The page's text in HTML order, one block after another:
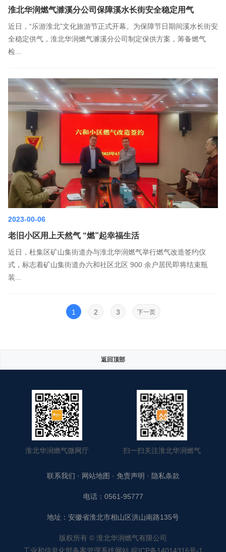
淮北华润燃气濉溪分公司保障溪水长街安全稳定用气
近日，“乐游淮北”文化旅游节正式开幕。为保障节日期间溪水长街安
全稳定供气，淮北华润燃气濉溪分公司制定保供方案，筹备燃气
检...
2023-00-06
老旧小区用上天然气 “燃”起幸福生活
近日，杜集区矿山集街道办与淮北华润燃气举行燃气改造签约仪
式，标志着矿山集街道办六和社区北区 900 余户居民即将结束瓶
装...
1 2 3 下一页
返回顶部
淮北华润燃气微网厅 扫一扫关注淮北华润燃气
联系我们 · 网站地图 · 免责声明 · 隐私条款
电话：0561-95777
地址：安徽省淮北市相山区洪山南路135号
版权所有 © 淮北华润燃气有限公司